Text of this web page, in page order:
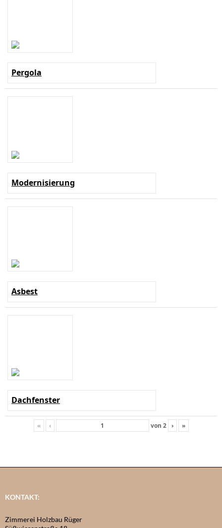
Pergola
Modernisierung
Asbest
Dachfenster
« ‹ von 2 › »
KONTAKT:
Zimmerei Holzbau Rüger